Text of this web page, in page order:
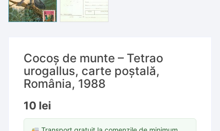
Cocoș de munte – Tetrao
urogallus, carte poștală,
România, 1988
10 lei